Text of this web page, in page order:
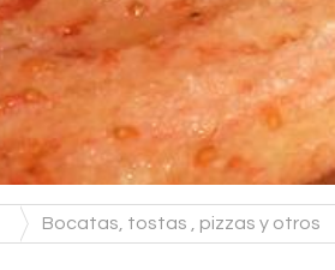
Bocatas, tostas , pizzas y otros